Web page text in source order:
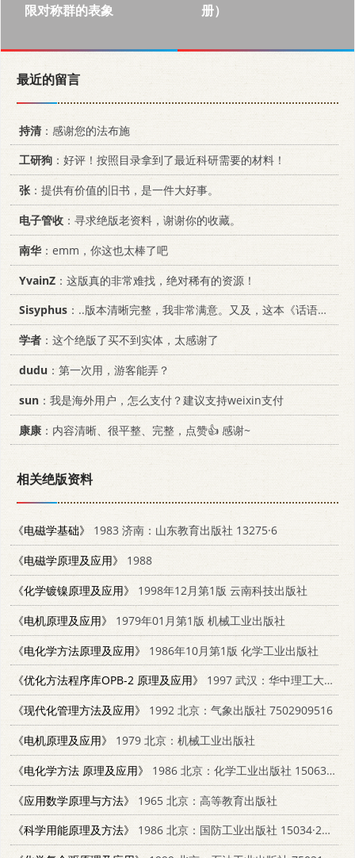
限对称群的表象
册）
最近的留言
持清：感谢您的法布施
工研狗 ：好评！按照目录拿到了最近科研需要的材料！
张：提供有价值的旧书，是一件大好事。
电子管收 ：寻求绝版老资料，谢谢你的收藏。
南华：emm，你这也太棒了吧
YvainZ ：这版真的非常难找，绝对稀有的资源！
Sisyphus ：..版本清晰完整，我非常满意。又及，这本《话语的真相》...
学者 ：这个绝版了买不到实体，太感谢了
dudu ：第一次用，游客能弄？
sun ：我是海外用户，怎么支付？建议支持weixin支付
康康 ：内容清晰、很平整、完整，点赞👍 感谢~
相关绝版资料
《电磁学基础》
1983 济南：山东教育出版社 13275·6
《电磁学原理及应用》
1988
《化学镀镍原理及应用》
1998年12月第1版 云南科技出版社
《电机原理及应用》
1979年01月第1版 机械工业出版社
《电化学方法原理及应用》
1986年10月第1版 化学工业出版社
《优化方法程序库OPB-2 原理及应用》
1997 武汉：华中理工大学出版社 7560915647
《现代化管理方法及应用》
1992 北京：气象出版社 7502909516
《电机原理及应用》
1979 北京：机械工业出版社
《电化学方法 原理及应用》
1986 北京：化学工业出版社 15063·3811
《应用数学原理与方法》 1965 北京：高等教育出版社
《科学用能原理及方法》
1986 北京：国防工业出版社 15034·2960